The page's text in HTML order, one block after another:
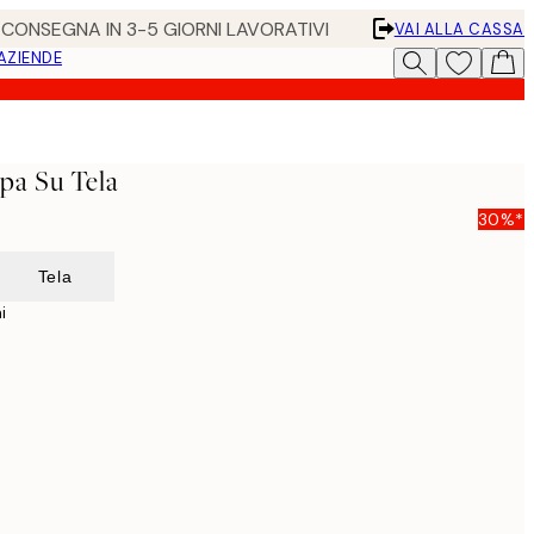
IN 3-5 GIORNI LAVORATIVI
VAI ALLA CASSA
Su Tela
30%*
Tela